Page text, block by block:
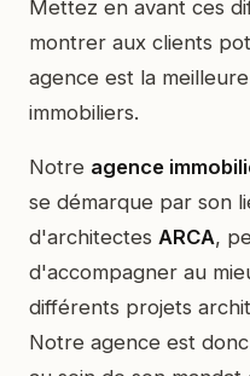
Mettez en avant ces
montrer aux clients
agence est la
immobiliers.
Notre agence
se démarque par son
d'architectes ARCA,
d'accompagner au
différents projets
Notre agence est